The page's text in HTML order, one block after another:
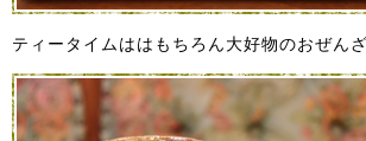
ティータイムははもちろん大好物のおぜん